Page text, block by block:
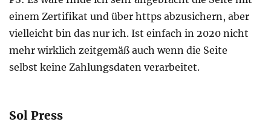
einem Zertifikat und über https abzusichern, aber
vielleicht bin das nur ich. Ist einfach in 2020 nicht
mehr wirklich zeitgemäß auch wenn die Seite
selbst keine Zahlungsdaten verarbeitet.
Sol Press